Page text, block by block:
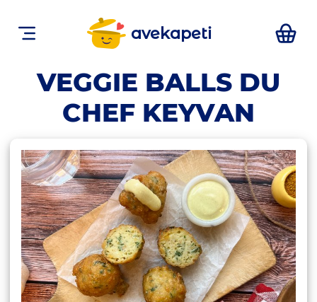
avekapeti
VEGGIE BALLS DU
CHEF KEYVAN